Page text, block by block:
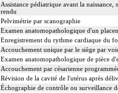
Assistance pédiatrique avant la
rendu
Pelvimétrie par scanographie
Examen anatomopathologique d'un
Enregistrement du rythme cardiaque du
Accouchement unique par le siège par
Examen anatomopathologique de pièce
Accouchement par césarienne
Révision de la cavité de l'utérus après
Échographie de contrôle ou surveillance